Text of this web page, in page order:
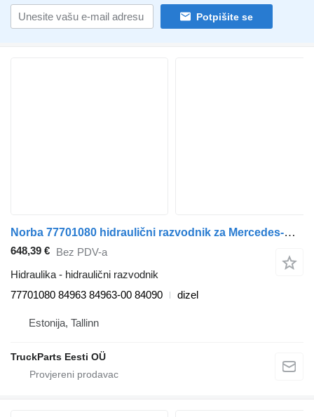
Potpišite se
Norba 77701080 hidraulični razvodnik za Mercedes-Benz Econic (1998-2014) tegljača
648,39 € Bez PDV-a
Hidraulika - hidraulični razvodnik
77701080 84963 84963-00 84090
dizel
Estonija, Tallinn
TruckParts Eesti OÜ